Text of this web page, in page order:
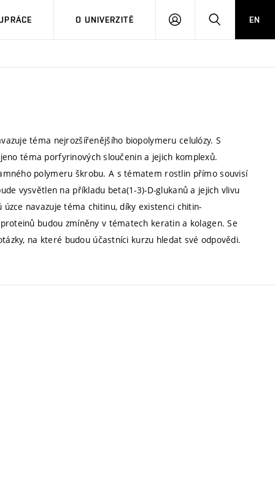
O UNIVERZITĚ
PŘIHLÁSIT HLEDATEN
téma nejrozšířenějšího biopolymeru celulózy. S
téma porfyrinových sloučenin a jejich komplexů.
polymeru škrobu. A s tématem rostlin přímo souvisí
vysvětlen na příkladu beta(1-3)-D-glukanů a jejich vlivu
navazuje téma chitinu, díky existenci chitin-
budou zmíněny v tématech keratin a kolagen. Se
na které budou účastníci kurzu hledat své odpovědi.